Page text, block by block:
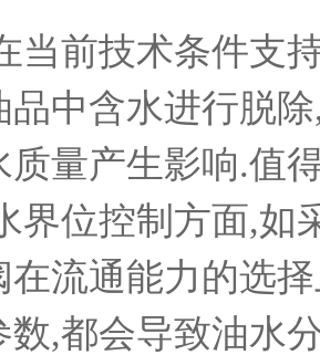
当前技术条件支
品中含水进行脱
质量产生影响.值
界位控制方面,如
在流通能力的选
数,都会导致油水